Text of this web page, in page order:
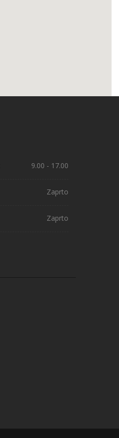
9.00 - 17.00
Zaprto
Zaprto